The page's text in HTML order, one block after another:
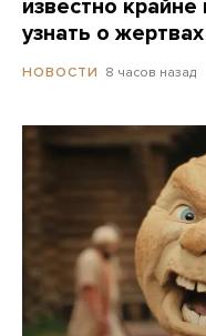
известно
узнать о
НОВОСТИ 8 часов назад